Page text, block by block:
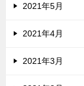
2021年5月
2021年4月
2021年3月